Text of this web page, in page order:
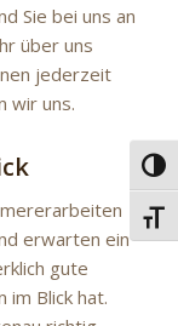
Sie bei uns an
über uns
jederzeit
wir uns.
erwarten ein
gute
Blick hat.